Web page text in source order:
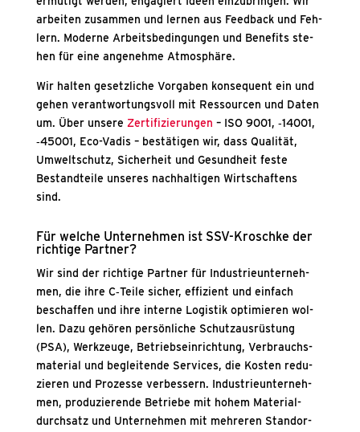
arbei­ten zusam­men und ler­nen aus Feed­back und Feh­
lern. Moder­ne Arbeits­be­din­gun­gen und Bene­fits ste­
hen für eine ange­neh­me Atmo­sphä­re.
Wir hal­ten gesetz­li­che Vor­ga­ben kon­se­quent ein und
gehen ver­ant­wor­tungs­voll mit Res­sour­cen und Daten
um. Über unse­re Zer­ti­fi­zie­run­gen – ISO 9001, ‑14001,
‑45001, Eco-Vadis – bestä­ti­gen wir, dass Qua­li­tät,
Umwelt­schutz, Sicher­heit und Gesund­heit fes­te
Bestand­tei­le unse­res nach­hal­ti­gen Wirt­schaf­tens
sind.
Für wel­che Unter­neh­men ist SSV-Krosch­ke der
rich­ti­ge Part­ner?
Wir sind der rich­ti­ge Part­ner für Indus­trie­un­ter­neh­
men, die ihre C‑Teile sicher, effi­zi­ent und ein­fach
beschaf­fen und ihre inter­ne Logis­tik opti­mie­ren wol­
len. Dazu gehö­ren per­sön­li­che Schutz­aus­rüs­tung
(PSA), Werk­zeu­ge, Betriebs­ein­rich­tung, Ver­brauchs­
ma­te­ri­al und beglei­ten­de Ser­vices, die Kos­ten redu­
zie­ren und Pro­zes­se ver­bes­sern. Indus­trie­un­ter­neh­
men, pro­du­zie­ren­de Betrie­be mit hohem Mate­ri­al­
durch­satz und Unter­neh­men mit meh­re­ren Stand­or­